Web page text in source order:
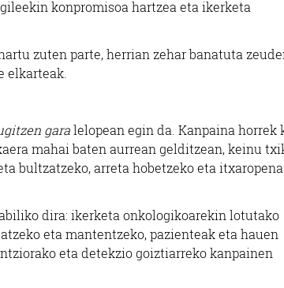
konpromisoa hartzea eta ikerketa
zuten parte, herrian zehar banatuta
elkarteak.
garalelopean egin da. Kanpaina horrek
mahai baten aurrean gelditzean, keinu
bultzatzeko, arreta hobetzeko eta itxaropena
dira: ikerketa onkologikoarekin lotutako
eta mantentzeko, pazienteak eta hauen
eta detekzio goiztiarreko kanpainen